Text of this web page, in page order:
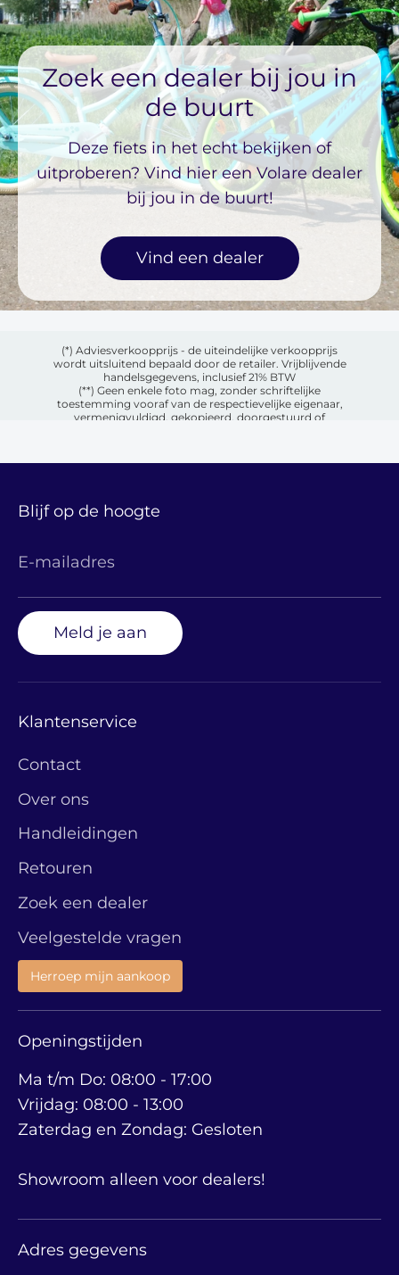
Zoek een dealer bij jou in
de buurt
Deze fiets in het echt bekijken of
uitproberen? Vind hier een Volare dealer
bij jou in de buurt!
Vind een dealer
(*) Adviesverkoopprijs - de uiteindelijke verkoopprijs
wordt uitsluitend bepaald door de retailer. Vrijblijvende
handelsgegevens, inclusief 21% BTW
(**) Geen enkele foto mag, zonder schriftelijke
toestemming vooraf van de respectievelijke eigenaar,
vermenigvuldigd, gekopieerd, doorgestuurd of
Blijf op de hoogte
E-mailadres
Meld je aan
Klantenservice
Contact
Over ons
Handleidingen
Retouren
Zoek een dealer
Veelgestelde vragen
Herroep mijn aankoop
Openingstijden
Ma t/m Do: 08:00 - 17:00
Vrijdag: 08:00 - 13:00
Zaterdag en Zondag: Gesloten
Showroom alleen voor dealers!
Adres gegevens